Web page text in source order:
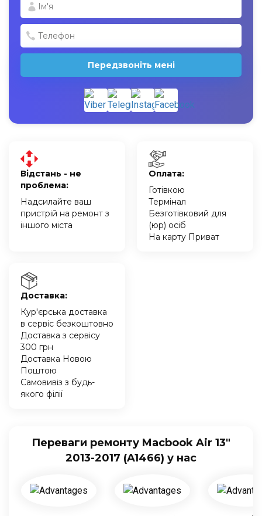
Передзвоніть мені
Відстань - не
проблема:
Надсилайте ваш
пристрій на ремонт з
іншого міста
Оплата:
Готівкою
Термінал
Безготівковий для
(юр) осіб
На карту Приват
Доставка:
Кур'єрська доставка
в сервіс безкоштовно
Доставка з сервісу
300 грн
Доставка Новою
Поштою
Самовивіз з будь-
якого філії
Переваги ремонту Macbook Air 13″
2013-2017 (A1466) у нас